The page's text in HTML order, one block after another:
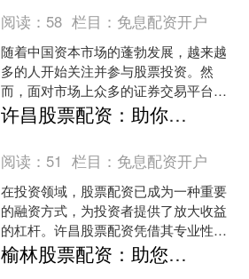
阅读： 58 栏目： 免息配资开户
随着中国资本市场的蓬勃发展，越来越
多的人开始关注并参与股票投资。然
而，面对市场上众多的证券交易平台，
许多投资者，尤其是新手，常常感到困
惑：**股票正规平台有哪些....
许昌股票配资：助你投资之路稳步前行
阅读： 51 栏目： 免息配资开户
在投资领域，股票配资已成为一种重要
的融资方式，为投资者提供了放大收益
的杠杆。许昌股票配资凭借其专业性和
安全性股票配资基本知识，成为众多投
资者的首选。 许昌股票配....
榆林股票配资：助您投资更上一层楼